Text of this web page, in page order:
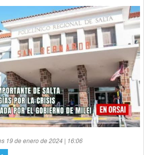
19 de enero de 2024 | 16:06